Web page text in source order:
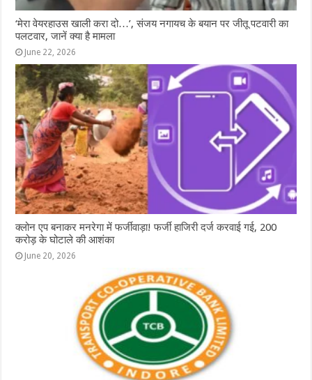
‘मेरा वेयरहाउस खाली करा दो…’, संजय नगायच के बयान पर जीतू पटवारी का
पलटवार, जानें क्या है मामला
June 22, 2026
क्लोन एप बनाकर मनरेगा में फर्जीवाड़ा! फर्जी हाजिरी दर्ज करवाई गई, 200
करोड़ के घोटाले की आशंका
June 20, 2026